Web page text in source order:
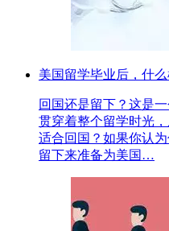
美国留学毕业后，什
回国还是留下？这是
贯穿着整个留学时光
适合回国？如果你认
留下来准备为美国…